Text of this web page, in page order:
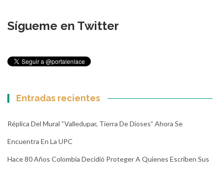
Sígueme en Twitter
Entradas recientes
Réplica Del Mural “Valledupar, Tierra De Dioses” Ahora Se
Encuentra En La UPC
Hace 80 Años Colombia Decidió Proteger A Quienes Escriben Sus